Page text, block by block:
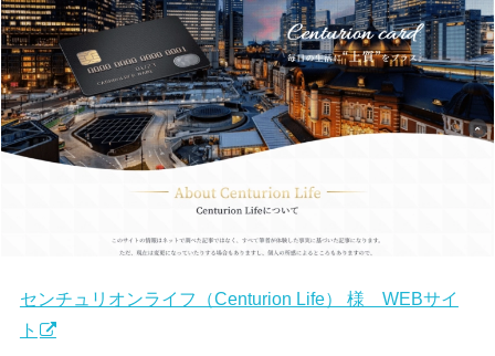
センチュリオンライフ（Centurion Life） 様 WEBサイ
ト